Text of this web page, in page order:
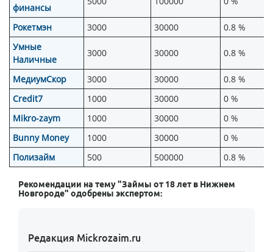
финансы
Рокетмэн 3000 30000
0.8 %
Умные
Наличные
3000 30000 0.8 %
МедиумСкор 3000 30000
0.8 %
Credit7
1000 30000
0 %
Mikro-zaym
1000 30000
0 %
Bunny Money
1000 30000
0 %
Полизайм
500 500000 0.8 %
Рекомендации на тему "Займы от 18 лет в Нижнем
Новгороде" одобрены экспертом:
Редакция Mickrozaim.ru